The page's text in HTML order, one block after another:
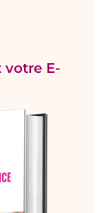
votre E-